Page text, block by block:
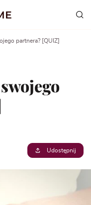
partnera? [QUIZ]
Udostępnij